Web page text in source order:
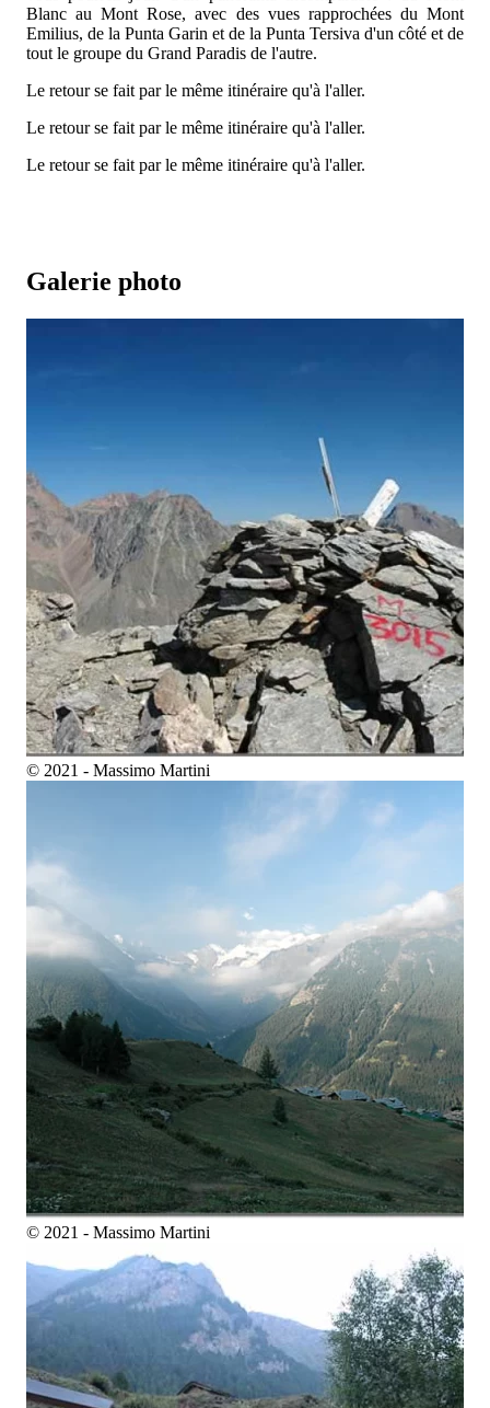
Blanc au Mont Rose, avec des vues rapprochées du Mont
Emilius, de la Punta Garin et de la Punta Tersiva d'un côté et de
tout le groupe du Grand Paradis de l'autre.
Le retour se fait par le même itinéraire qu'à l'aller.
Le retour se fait par le même itinéraire qu'à l'aller.
Le retour se fait par le même itinéraire qu'à l'aller.
Galerie photo
© 2021 - Massimo Martini
© 2021 - Massimo Martini